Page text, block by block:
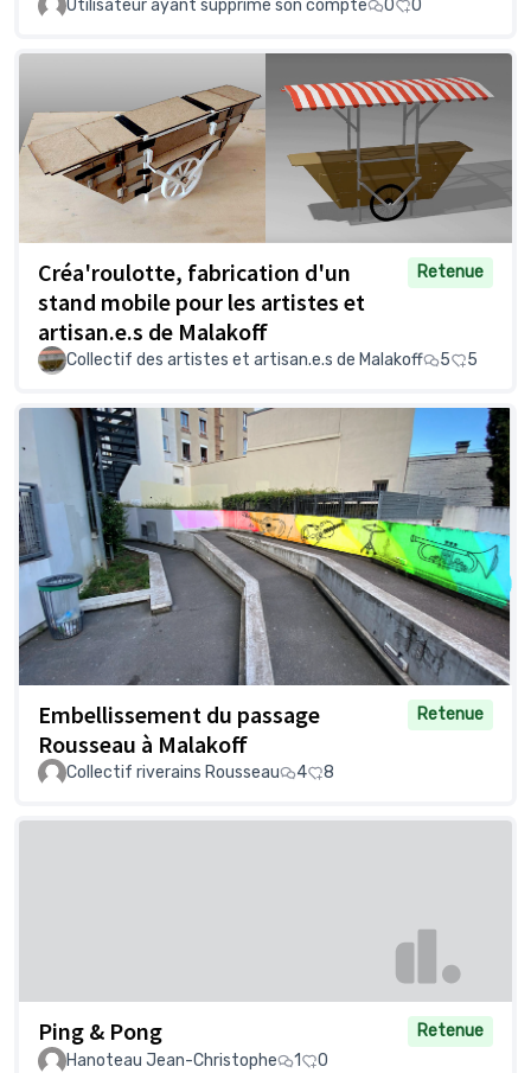
Utilisateur ayant supprimé son compte 0 0
Créa'roulotte, fabrication d'un
stand mobile pour les artistes et
artisan.e.s de Malakoff
Retenue
Collectif des artistes et artisan.e.s de Malakoff 5 5
Embellissement du passage
Rousseau à Malakoff
Retenue
Collectif riverains Rousseau 4 8
Ping & Pong
Retenue
Hanoteau Jean-Christophe
1 0